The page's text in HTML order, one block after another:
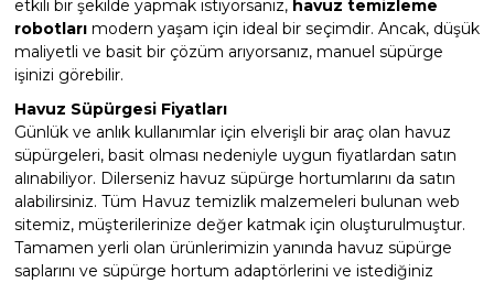
etkili bir şekilde yapmak istiyorsanız, havuz temizleme
robotları modern yaşam için ideal bir seçimdir. Ancak, düşük
maliyetli ve basit bir çözüm arıyorsanız, manuel süpürge
işinizi görebilir.
Havuz Süpürgesi Fiyatları
Günlük ve anlık kullanımlar için elverişli bir araç olan havuz
süpürgeleri, basit olması nedeniyle uygun fiyatlardan satın
alınabiliyor. Dilerseniz havuz süpürge hortumlarını da satın
alabilirsiniz. Tüm Havuz temizlik malzemeleri bulunan web
sitemiz, müşterilerinize değer katmak için oluşturulmuştur.
Tamamen yerli olan ürünlerimizin yanında havuz süpürge
saplarını ve süpürge hortum adaptörlerini ve istediğiniz